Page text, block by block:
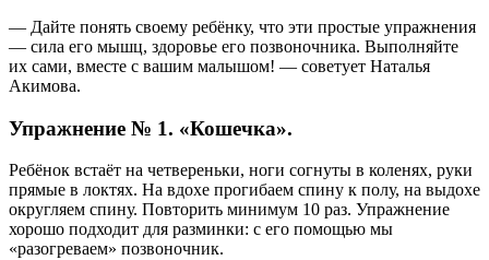
— Дайте понять своему ребёнку, что эти простые упражнения
— сила его мышц, здоровье его позвоночника. Выполняйте
их сами, вместе с вашим малышом! — советует Наталья
Акимова.
Упражнение № 1. «Кошечка».
Ребёнок встаёт на четвереньки, ноги согнуты в коленях, руки
прямые в локтях. На вдохе прогибаем спину к полу, на выдохе
округляем спину. Повторить минимум 10 раз. Упражнение
хорошо подходит для разминки: с его помощью мы
«разогреваем» позвоночник.